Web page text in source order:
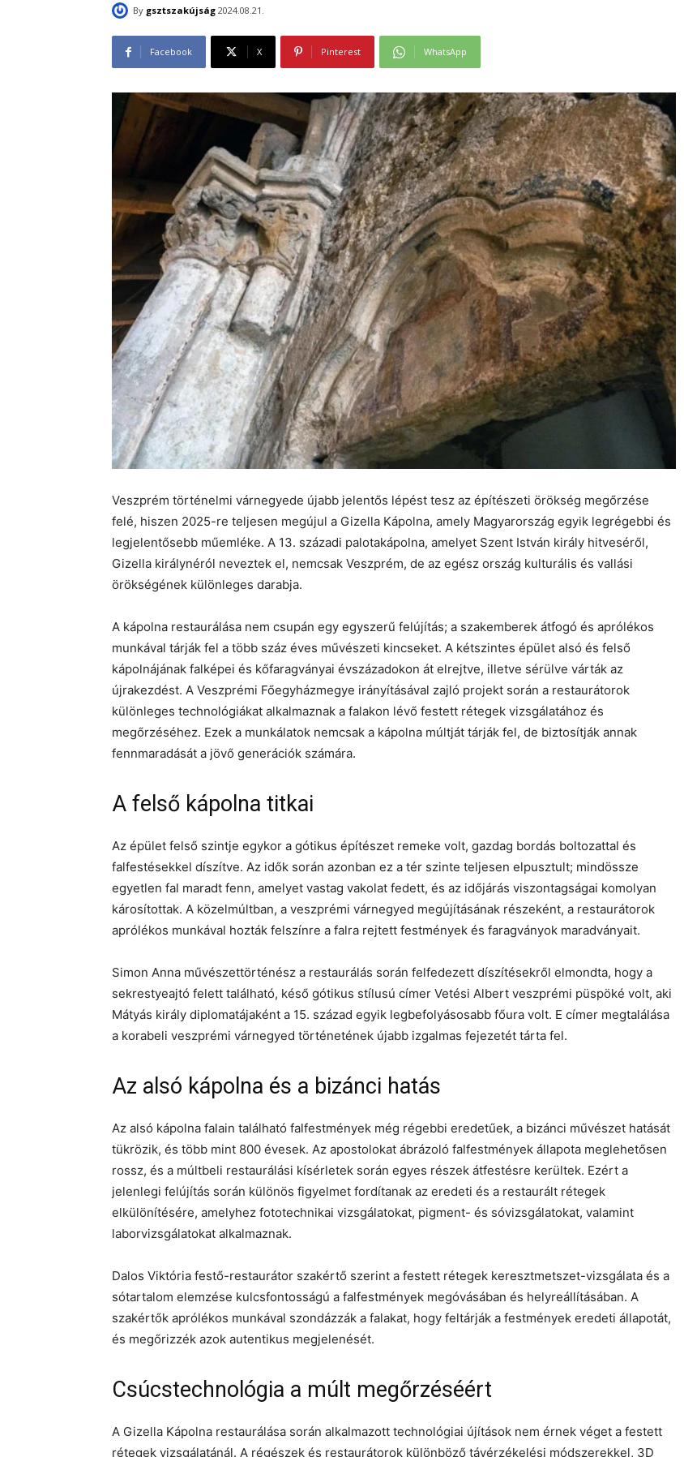
By gsztszakújság 2024.08.21.
Facebook X Pinterest WhatsApp
Veszprém történelmi várnegyede újabb jelentős lépést tesz az építészeti örökség megőrzése
felé, hiszen 2025-re teljesen megújul a Gizella Kápolna, amely Magyarország egyik legrégebbi és
legjelentősebb műemléke. A 13. századi palotakápolna, amelyet Szent István király hitveséről,
Gizella királynéról neveztek el, nemcsak Veszprém, de az egész ország kulturális és vallási
örökségének különleges darabja.
A kápolna restaurálása nem csupán egy egyszerű felújítás; a szakemberek átfogó és aprólékos
munkával tárják fel a több száz éves művészeti kincseket. A kétszintes épület alsó és felső
kápolnájának falképei és kőfaragványai évszázadokon át elrejtve, illetve sérülve várták az
újrakezdést. A Veszprémi Főegyházmegye irányításával zajló projekt során a restaurátorok
különleges technológiákat alkalmaznak a falakon lévő festett rétegek vizsgálatához és
megőrzéséhez. Ezek a munkálatok nemcsak a kápolna múltját tárják fel, de biztosítják annak
fennmaradását a jövő generációk számára.
A felső kápolna titkai
Az épület felső szintje egykor a gótikus építészet remeke volt, gazdag bordás boltozattal és
falfestésekkel díszítve. Az idők során azonban ez a tér szinte teljesen elpusztult; mindössze
egyetlen fal maradt fenn, amelyet vastag vakolat fedett, és az időjárás viszontagságai komolyan
károsítottak. A közelmúltban, a veszprémi várnegyed megújításának részeként, a restaurátorok
aprólékos munkával hozták felszínre a falra rejtett festmények és faragványok maradványait.
Simon Anna művészettörténész a restaurálás során felfedezett díszítésekről elmondta, hogy a
sekrestyeajtó felett található, késő gótikus stílusú címer Vetési Albert veszprémi püspöké volt, aki
Mátyás király diplomatájaként a 15. század egyik legbefolyásosabb főura volt. E címer megtalálása
a korabeli veszprémi várnegyed történetének újabb izgalmas fejezetét tárta fel.
Az alsó kápolna és a bizánci hatás
Az alsó kápolna falain található falfestmények még régebbi eredetűek, a bizánci művészet hatását
tükrözik, és több mint 800 évesek. Az apostolokat ábrázoló falfestmények állapota meglehetősen
rossz, és a múltbeli restaurálási kísérletek során egyes részek átfestésre kerültek. Ezért a
jelenlegi felújítás során különös figyelmet fordítanak az eredeti és a restaurált rétegek
elkülönítésére, amelyhez fototechnikai vizsgálatokat, pigment- és sóvizsgálatokat, valamint
laborvizsgálatokat alkalmaznak.
Dalos Viktória festő-restaurátor szakértő szerint a festett rétegek keresztmetszet-vizsgálata és a
sótartalom elemzése kulcsfontosságú a falfestmények megóvásában és helyreállításában. A
szakértők aprólékos munkával szondázzák a falakat, hogy feltárják a festmények eredeti állapotát,
és megőrizzék azok autentikus megjelenését.
Csúcstechnológia a múlt megőrzéséért
A Gizella Kápolna restaurálása során alkalmazott technológiai újítások nem érnek véget a festett
rétegek vizsgálatánál. A régészek és restaurátorok különböző távérzékelési módszerekkel, 3D